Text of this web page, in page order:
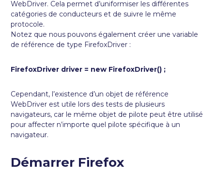
WebDriver. Cela permet d’uniformiser les différentes
catégories de conducteurs et de suivre le même
protocole.
Notez que nous pouvons également créer une variable
de référence de type FirefoxDriver :
FirefoxDriver driver = new FirefoxDriver() ;
Cependant, l’existence d’un objet de référence
WebDriver est utile lors des tests de plusieurs
navigateurs, car le même objet de pilote peut être utilisé
pour affecter n’importe quel pilote spécifique à un
navigateur.
Démarrer Firefox